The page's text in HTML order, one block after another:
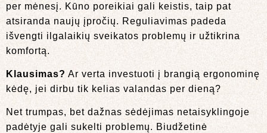
per mėnesį. Kūno poreikiai gali keistis, taip pat
atsiranda naujų įpročių. Reguliavimas padeda
išvengti ilgalaikių sveikatos problemų ir užtikrina
komfortą.
Klausimas? Ar verta investuoti į brangią ergonominę
kėdę, jei dirbu tik kelias valandas per dieną?
Net trumpas, bet dažnas sėdėjimas netaisyklingoje
padėtyje gali sukelti problemų. Biudžetinė